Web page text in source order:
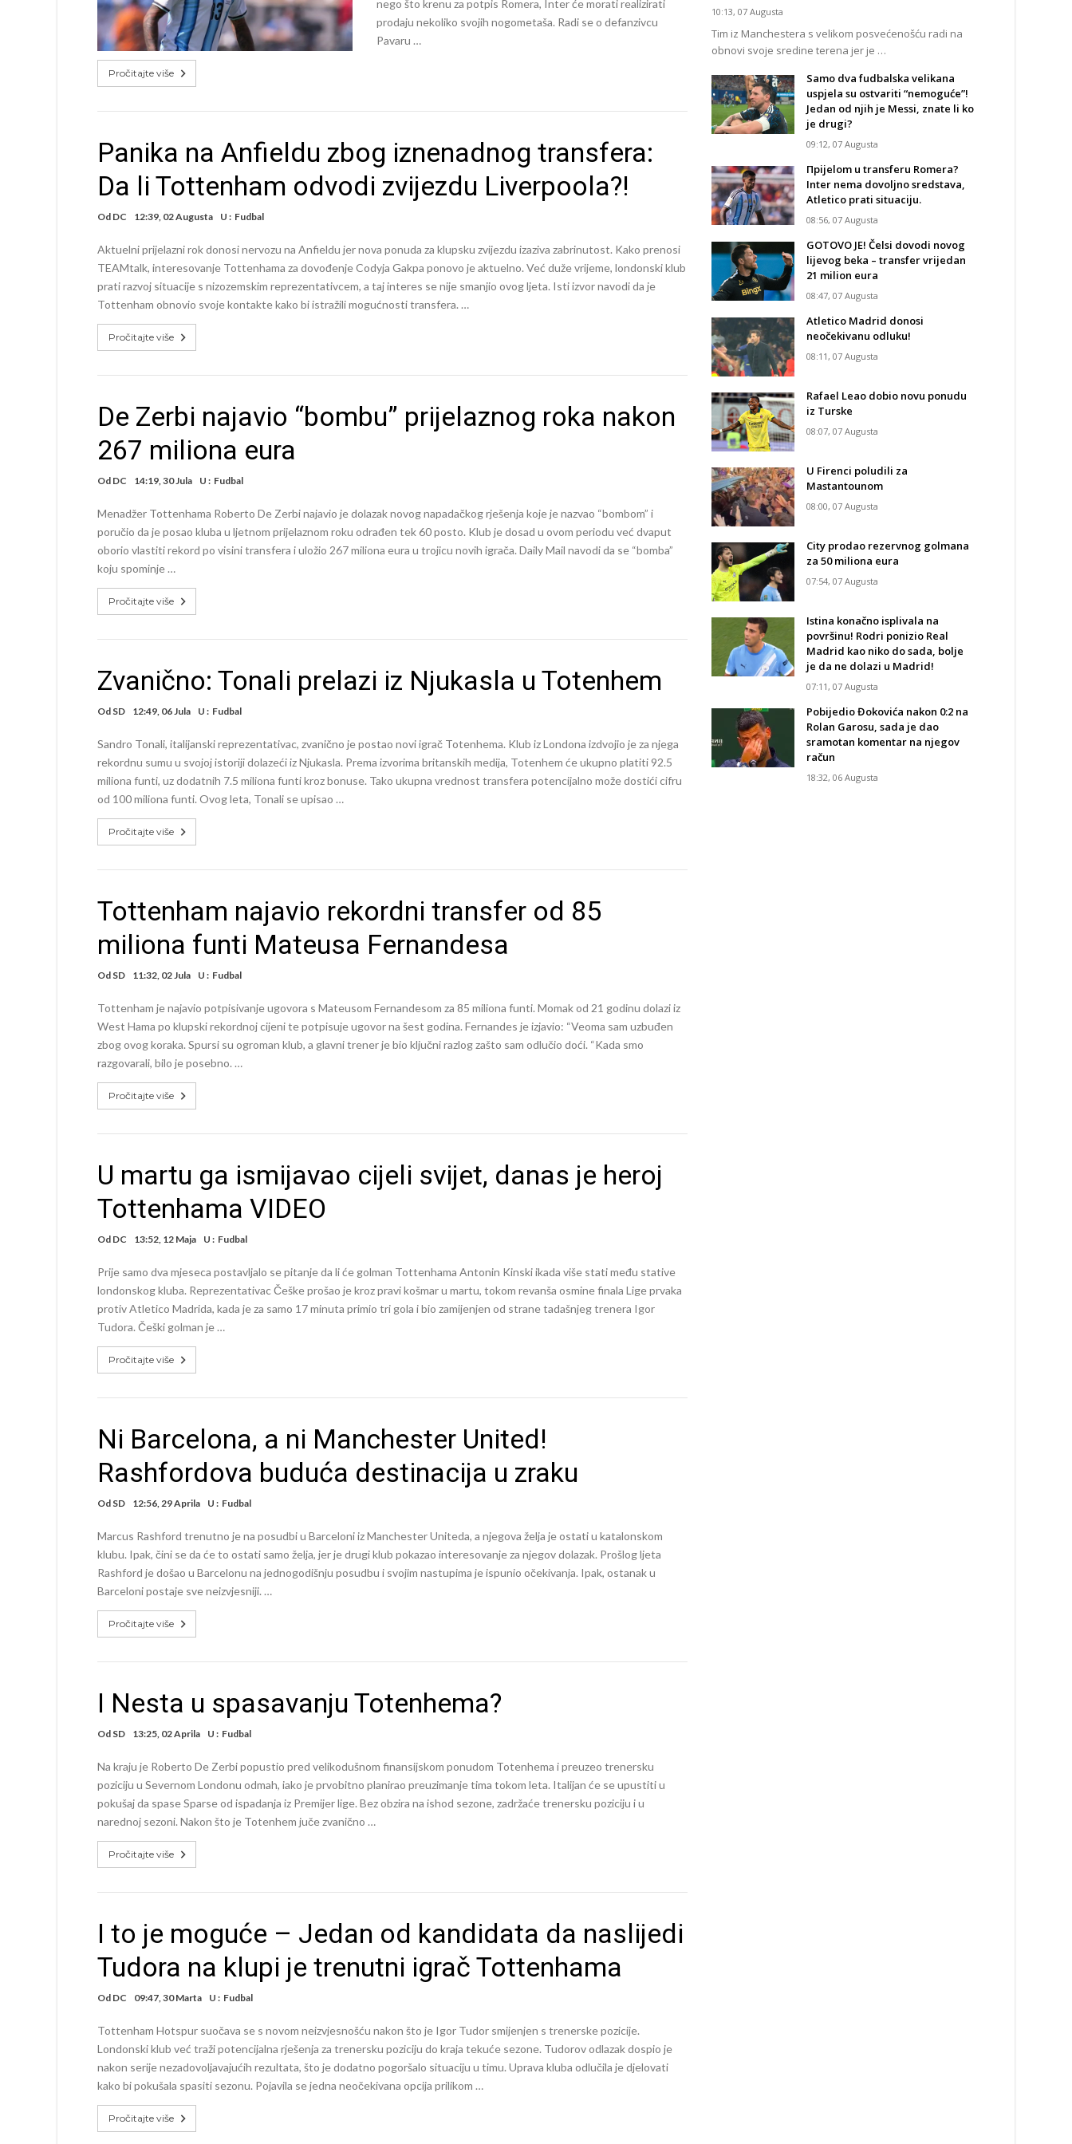
nego što krenu za potpis Romera, Inter će morati realizirati
prodaju nekoliko svojih nogometaša. Radi se o defanzivcu
Pavaru …
Pročitajte više
Panika na Anfieldu zbog iznenadnog transfera:
Da li Tottenham odvodi zvijezdu Liverpoola?!
Od DC 12:39, 02 Augusta U : Fudbal
Aktuelni prijelazni rok donosi nervozu na Anfieldu jer nova ponuda za klupsku zvijezdu izaziva zabrinutost. Kako prenosi
TEAMtalk, interesovanje Tottenhama za dovođenje Codyja Gakpa ponovo je aktuelno. Već duže vrijeme, londonski klub
prati razvoj situacije s nizozemskim reprezentativcem, a taj interes se nije smanjio ovog ljeta. Isti izvor navodi da je
Tottenham obnovio svoje kontakte kako bi istražili mogućnosti transfera. …
Pročitajte više
De Zerbi najavio “bombu” prijelaznog roka nakon
267 miliona eura
Od DC 14:19, 30 Jula U : Fudbal
Menadžer Tottenhama Roberto De Zerbi najavio je dolazak novog napadačkog rješenja koje je nazvao “bombom” i
poručio da je posao kluba u ljetnom prijelaznom roku odrađen tek 60 posto. Klub je dosad u ovom periodu već dvaput
oborio vlastiti rekord po visini transfera i uložio 267 miliona eura u trojicu novih igrača. Daily Mail navodi da se “bomba”
koju spominje …
Pročitajte više
Zvanično: Tonali prelazi iz Njukasla u Totenhem
Od SD 12:49, 06 Jula U : Fudbal
Sandro Tonali, italijanski reprezentativac, zvanično je postao novi igrač Totenhema. Klub iz Londona izdvojio je za njega
rekordnu sumu u svojoj istoriji dolazeći iz Njukasla. Prema izvorima britanskih medija, Totenhem će ukupno platiti 92.5
miliona funti, uz dodatnih 7.5 miliona funti kroz bonuse. Tako ukupna vrednost transfera potencijalno može dostići cifru
od 100 miliona funti. Ovog leta, Tonali se upisao …
Pročitajte više
Tottenham najavio rekordni transfer od 85
miliona funti Mateusa Fernandesa
Od SD 11:32, 02 Jula U : Fudbal
Tottenham je najavio potpisivanje ugovora s Mateusom Fernandesom za 85 miliona funti. Momak od 21 godinu dolazi iz
West Hama po klupski rekordnoj cijeni te potpisuje ugovor na šest godina. Fernandes je izjavio: “Veoma sam uzbuđen
zbog ovog koraka. Spursi su ogroman klub, a glavni trener je bio ključni razlog zašto sam odlučio doći. “Kada smo
razgovarali, bilo je posebno. …
Pročitajte više
U martu ga ismijavao cijeli svijet, danas je heroj
Tottenhama VIDEO
Od DC 13:52, 12 Maja U : Fudbal
Prije samo dva mjeseca postavljalo se pitanje da li će golman Tottenhama Antonin Kinski ikada više stati među stative
londonskog kluba. Reprezentativac Češke prošao je kroz pravi košmar u martu, tokom revanša osmine finala Lige prvaka
protiv Atletico Madrida, kada je za samo 17 minuta primio tri gola i bio zamijenjen od strane tadašnjeg trenera Igor
Tudora. Češki golman je …
Pročitajte više
Ni Barcelona, a ni Manchester United!
Rashfordova buduća destinacija u zraku
Od SD 12:56, 29 Aprila U : Fudbal
Marcus Rashford trenutno je na posudbi u Barceloni iz Manchester Uniteda, a njegova želja je ostati u katalonskom
klubu. Ipak, čini se da će to ostati samo želja, jer je drugi klub pokazao interesovanje za njegov dolazak. Prošlog ljeta
Rashford je došao u Barcelonu na jednogodišnju posudbu i svojim nastupima je ispunio očekivanja. Ipak, ostanak u
Barceloni postaje sve neizvjesniji. …
Pročitajte više
I Nesta u spasavanju Totenhema?
Od SD 13:25, 02 Aprila U : Fudbal
Na kraju je Roberto De Zerbi popustio pred velikodušnom finansijskom ponudom Totenhema i preuzeo trenersku
poziciju u Severnom Londonu odmah, iako je prvobitno planirao preuzimanje tima tokom leta. Italijan će se upustiti u
pokušaj da spase Sparse od ispadanja iz Premijer lige. Bez obzira na ishod sezone, zadržaće trenersku poziciju i u
narednoj sezoni. Nakon što je Totenhem juče zvanično …
Pročitajte više
I to je moguće – Jedan od kandidata da naslijedi
Tudora na klupi je trenutni igrač Tottenhama
Od DC 09:47, 30 Marta U : Fudbal
Tottenham Hotspur suočava se s novom neizvjesnošću nakon što je Igor Tudor smijenjen s trenerske pozicije.
Londonski klub već traži potencijalna rješenja za trenersku poziciju do kraja tekuće sezone. Tudorov odlazak dospio je
nakon serije nezadovoljavajućih rezultata, što je dodatno pogoršalo situaciju u timu. Uprava kluba odlučila je djelovati
kako bi pokušala spasiti sezonu. Pojavila se jedna neočekivana opcija prilikom …
Pročitajte više
10:13, 07 Augusta
Tim iz Manchestera s velikom posvećenošću radi na
obnovi svoje sredine terena jer je …
Samo dva fudbalska velikana
uspjela su ostvariti “nemoguće”!
Jedan od njih je Messi, znate li ko
je drugi?
09:12, 07 Augusta
Прijelom u transferu Romera?
Inter nema dovoljno sredstava,
Atletico prati situaciju.
08:56, 07 Augusta
GOTOVO JE! Čelsi dovodi novog
lijevog beka – transfer vrijedan
21 milion eura
08:47, 07 Augusta
Atletico Madrid donosi
neočekivanu odluku!
08:11, 07 Augusta
Rafael Leao dobio novu ponudu
iz Turske
08:07, 07 Augusta
U Firenci poludili za
Mastantounom
08:00, 07 Augusta
City prodao rezervnog golmana
za 50 miliona eura
07:54, 07 Augusta
Istina konačno isplivala na
površinu! Rodri ponizio Real
Madrid kao niko do sada, bolje
je da ne dolazi u Madrid!
07:11, 07 Augusta
Pobijedio Đokovića nakon 0:2 na
Rolan Garosu, sada je dao
sramotan komentar na njegov
račun
18:32, 06 Augusta